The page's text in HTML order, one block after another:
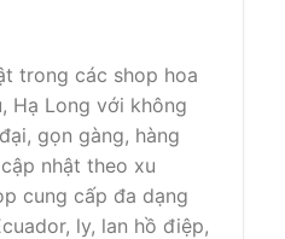
trong các shop hoa
Hạ Long với không
gọn gàng, hàng
nhật theo xu
cung cấp đa dạng
ly, lan hồ điệp,